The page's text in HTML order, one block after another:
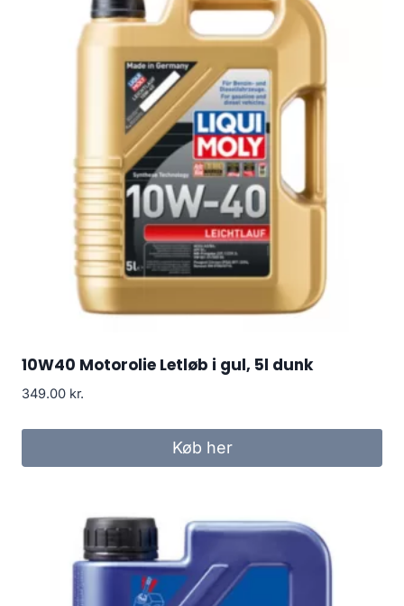
10W40 Motorolie Letløb i gul, 5l dunk
349.00 kr.
Køb her